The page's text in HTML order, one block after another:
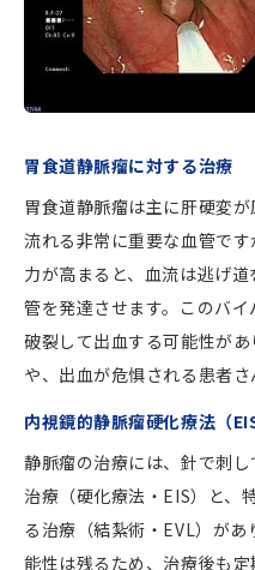
胃食道静脈瘤に対する治療
胃食道静脈瘤は主に肝硬変
流れる非常に重要な血管で
力が高まると、血流は逃げ
管を発達させます。このバ
破裂して出血する可能性が
や、出血が危惧される患者さ
内視鏡的静脈瘤硬化療法（
静脈瘤の治療には、針で刺
治療（硬化療法・EIS）と、
る治療（結紮術・EVL）が
能性は残るため、治療後も定